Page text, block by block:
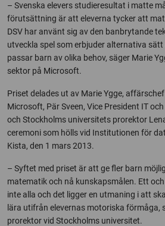
– Svenska elevers studieresultat i matte
förutsättning är att eleverna tycker att
DSV har använt sig av den banbrytande
utveckla spel som erbjuder alternativa
passar barn av olika behov, säger Marie
sektor på Microsoft.
Priset delades ut av Marie Ygge,
Microsoft, Pär Sveen, Vice President IT
och Stockholms universitets prorektor
ceremoni som hölls vid Institutionen för
Kista, den 1 mars 2013.
– Syftet med priset är att ge fler barn
matematik och nå kunskapsmålen. Ett
inte alla och det ligger en utmaning i att
lära utifrån elevernas motoriska förmåga,
prorektor vid Stockholms universitet.